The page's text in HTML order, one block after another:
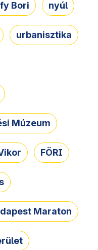
Bori nyúl
urbanisztika
Múzeum
FÖRI
Maraton